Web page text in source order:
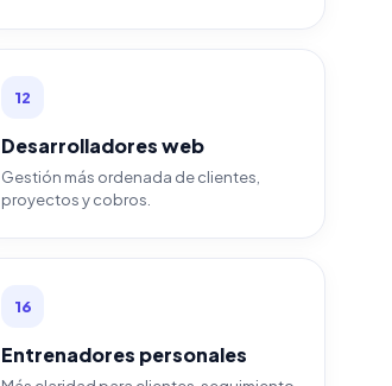
12
Desarrolladores web
Gestión más ordenada de clientes,
proyectos y cobros.
16
Entrenadores personales